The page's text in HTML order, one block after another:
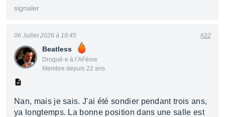
signaler
Beatless
Drogué·e à l’AFéine
Membre depuis 22 ans
06 Juillet 2026 à 19:45 #22
Nan, mais je sais. J'ai été sondier pendant trois ans,
ya longtemps. La bonne position dans une salle est